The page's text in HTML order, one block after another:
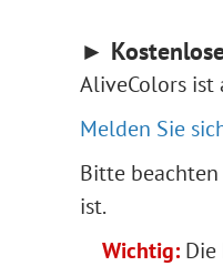
►
AliveColors ist
Melden Sie
Bitte beachten
ist.
Wichtig: